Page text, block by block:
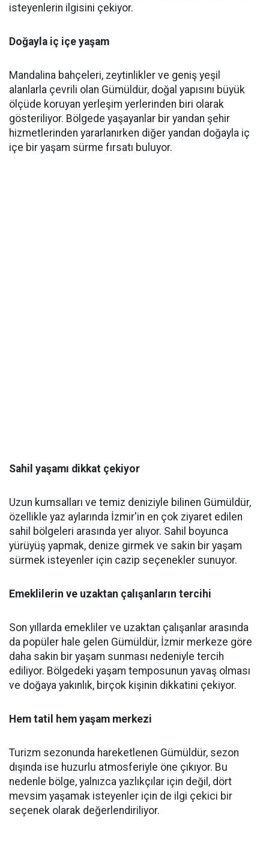
isteyenlerin ilgisini çekiyor.
Doğayla iç içe yaşam
Mandalina bahçeleri, zeytinlikler ve geniş yeşil
alanlarla çevrili olan Gümüldür, doğal yapısını büyük
ölçüde koruyan yerleşim yerlerinden biri olarak
gösteriliyor. Bölgede yaşayanlar bir yandan şehir
hizmetlerinden yararlanırken diğer yandan doğayla iç
içe bir yaşam sürme fırsatı buluyor.
Sahil yaşamı dikkat çekiyor
Uzun kumsalları ve temiz deniziyle bilinen Gümüldür,
özellikle yaz aylarında İzmir'in en çok ziyaret edilen
sahil bölgeleri arasında yer alıyor. Sahil boyunca
yürüyüş yapmak, denize girmek ve sakin bir yaşam
sürmek isteyenler için cazip seçenekler sunuyor.
Emeklilerin ve uzaktan çalışanların tercihi
Son yıllarda emekliler ve uzaktan çalışanlar arasında
da popüler hale gelen Gümüldür, İzmir merkeze göre
daha sakin bir yaşam sunması nedeniyle tercih
ediliyor. Bölgedeki yaşam temposunun yavaş olması
ve doğaya yakınlık, birçok kişinin dikkatini çekiyor.
Hem tatil hem yaşam merkezi
Turizm sezonunda hareketlenen Gümüldür, sezon
dışında ise huzurlu atmosferiyle öne çıkıyor. Bu
nedenle bölge, yalnızca yazlıkçılar için değil, dört
mevsim yaşamak isteyenler için de ilgi çekici bir
seçenek olarak değerlendiriliyor.